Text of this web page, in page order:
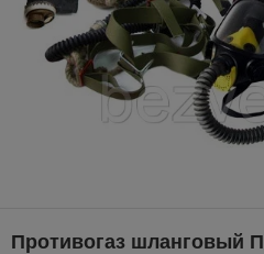
Противогаз